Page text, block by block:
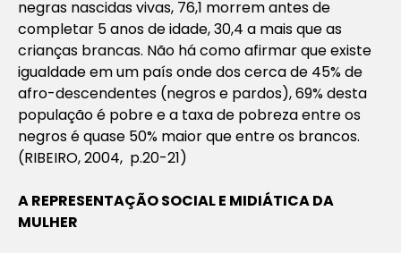
negras nascidas vivas, 76,1 morrem antes de
completar 5 anos de idade, 30,4 a mais que as
crianças brancas. Não há como afirmar que existe
igualdade em um país onde dos cerca de 45% de
afro-descendentes (negros e pardos), 69% desta
população é pobre e a taxa de pobreza entre os
negros é quase 50% maior que entre os brancos.
(RIBEIRO, 2004, p.20-21)
A REPRESENTAÇÃO SOCIAL E MIDIÁTICA DA
MULHER